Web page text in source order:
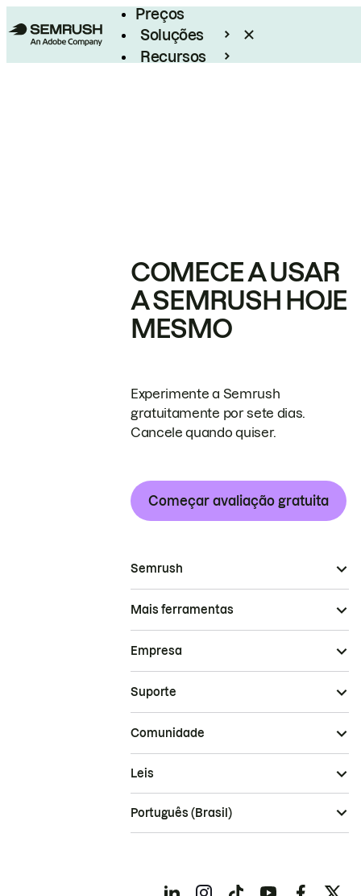
Preços
Soluções
Recursos
COMECE A USAR
A SEMRUSH HOJE
MESMO
Experimente a Semrush
gratuitamente por sete dias.
Cancele quando quiser.
Começar avaliação gratuita
Semrush
Mais ferramentas
Empresa
Suporte
Comunidade
Leis
Português (Brasil)